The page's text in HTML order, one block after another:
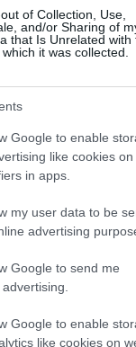
of Collection, Use,
and/or Sharing of
that Is Unrelated with
it was collected.
Google to enable
like cookies
in apps.
my user data to be
advertising
Google to send me
Google to enable
like cookies on
με τον